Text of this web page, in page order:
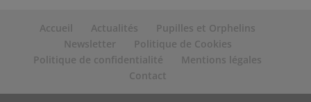
Accueil Actualités
Pupilles et Orphelins
Newsletter
Politique de Cookies
Politique de confidentialité
Mentions légales
Contact